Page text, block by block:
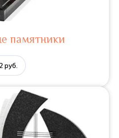
памятники
руб.